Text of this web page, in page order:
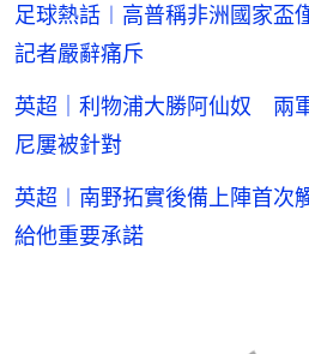
足球熱話︱高普稱非洲國家
記者嚴辭痛斥
英超｜利物浦大勝阿仙奴 兩
尼屢被針對
英超︱南野拓實後備上陣首
給他重要承諾